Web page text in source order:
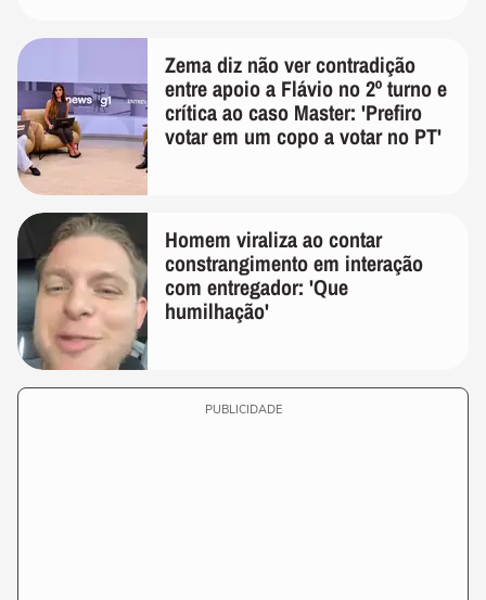
Zema diz não ver contradição
entre apoio a Flávio no 2º turno e
crítica ao caso Master: 'Prefiro
votar em um copo a votar no PT'
Homem viraliza ao contar
constrangimento em interação
com entregador: 'Que
humilhação'
PUBLICIDADE